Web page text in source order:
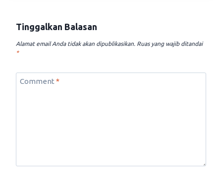
Tinggalkan Balasan
Alamat email Anda tidak akan dipublikasikan. Ruas yang wajib ditandai
*
Comment *